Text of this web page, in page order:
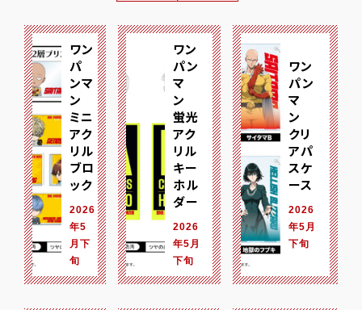
GOODS
MOVIE
SPECIAL
GALLERY
ワン
パ
ンマ
ン
ミニ
アク
リル
ブロ
ック
2026
年5
月下
旬
ワン
パン
マ
ン
蛍光
アク
リル
キー
ホル
ダー
2026
年5月
下旬
ワン
パン
マ
ン
クリ
アパ
スケ
ース
2026
年5月
下旬